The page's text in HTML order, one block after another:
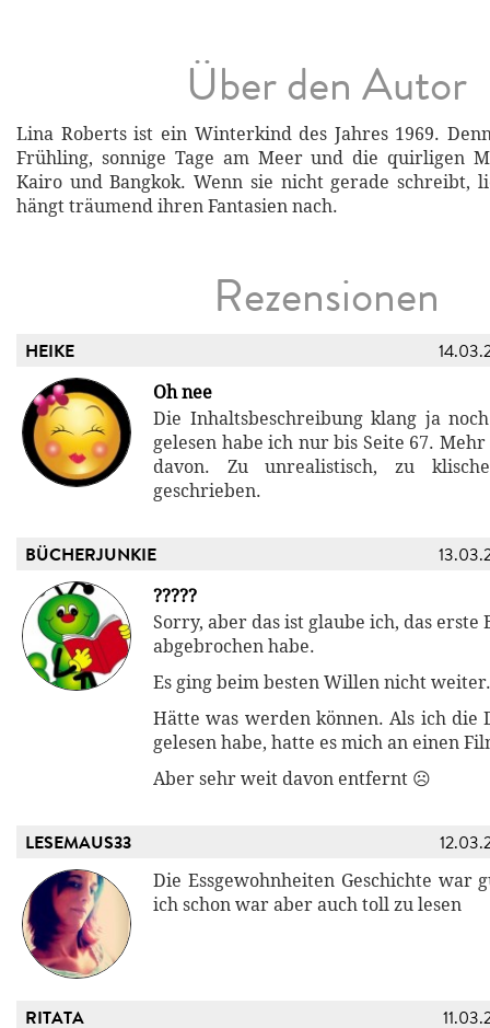
Über den Autor
Lina Roberts ist ein Winterkind des Jahres 1969.
Frühling, sonnige Tage am Meer und die quirligen
Kairo und Bangkok. Wenn sie nicht gerade schreibt,
hängt träumend ihren Fantasien nach.
Rezensionen
HEIKE
Oh nee
Die Inhaltsbeschreibung klang ja
gelesen habe ich nur bis Seite 67.
davon. Zu unrealistisch, zu
geschrieben.
BÜCHERJUNKIE
?????
Sorry, aber das ist glaube ich, das erste
abgebrochen habe.
Es ging beim besten Willen nicht weiter.
Hätte was werden können. Als ich die
gelesen habe, hatte es mich an einen
Aber sehr weit davon entfernt ☹️
LESEMAUS33
Die Essgewohnheiten Geschichte war
ich schon war aber auch toll zu lesen
RITATA